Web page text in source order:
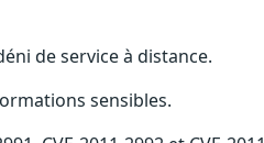
de service à distance.
sensibles.